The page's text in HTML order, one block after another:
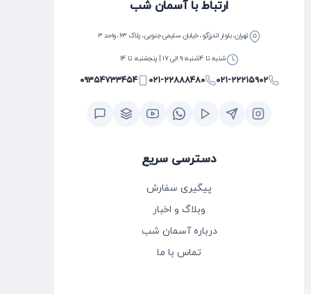
ارتباط با آسمان شب
تهران، بلوار اندرزگو، خیابان سلیمی جنوبی، پلاک ۶۳، واحد ۳
شنبه تا ۴شنبه: ۹ الی ۱۷ | پنجشنبه: تا ۱۴
۰۲۱-۲۲۲۱۵۹۰۲ ۰۲۱-۲۲۸۸۸۴۸۰ ۰۹۳۵۴۷۳۳۴۵۴
دسترسی سریع
پیگیری سفارش
وبلاگ و اخبار
درباره آسمان شب
تماس با ما